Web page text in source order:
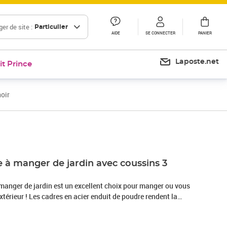
de site : Particulier
AIDE SE CONNECTER PANIER
Prince Laposte.net
à manger de jardin avec coussins 3
de jardin est un excellent choix pour manger ou vous
poudre rendent la
et stables pour une utilisation quotidienne à l'extérieur.